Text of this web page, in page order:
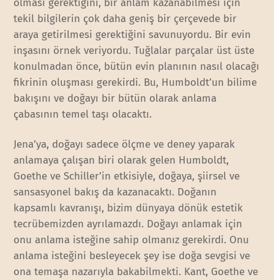
olması gerektiğini, bir anlam kazanabilmesi için
tekil bilgilerin çok daha geniş bir çerçevede bir
araya getirilmesi gerektiğini savunuyordu. Bir evin
inşasını örnek veriyordu. Tuğlalar parçalar üst üste
konulmadan önce, bütün evin planının nasıl olacağı
fikrinin oluşması gerekirdi. Bu, Humboldt’un bilime
bakışını ve doğayı bir bütün olarak anlama
çabasının temel taşı olacaktı.
Jena’ya, doğayı sadece ölçme ve deney yaparak
anlamaya çalışan biri olarak gelen Humboldt,
Goethe ve Schiller’in etkisiyle, doğaya, şiirsel ve
sansasyonel bakış da kazanacaktı. Doğanın
kapsamlı kavranışı, bizim dünyaya dönük estetik
tecrübemizden ayrılamazdı. Doğayı anlamak için
onu anlama isteğine sahip olmanız gerekirdi. Onu
anlama isteğini besleyecek şey ise doğa sevgisi ve
ona temaşa nazarıyla bakabilmekti. Kant, Goethe ve